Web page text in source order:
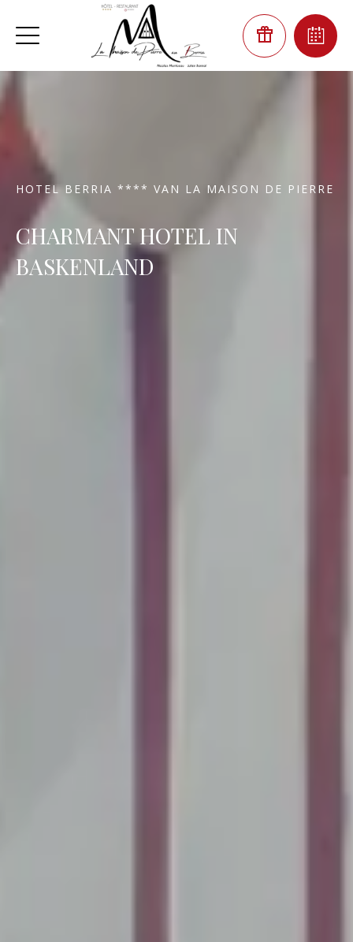
HOTEL BERRIA **** VAN LA MAISON DE PIERRE
CHARMANT HOTEL IN
BASKENLAND